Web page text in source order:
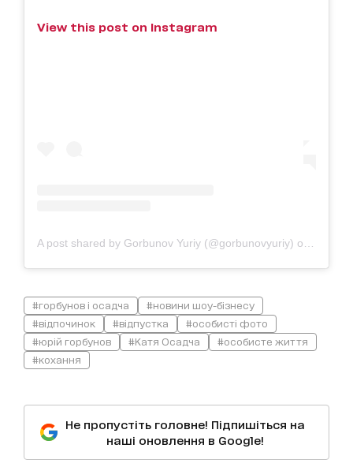
View this post on Instagram
A post shared by Gorbunov Yuriy (@gorbunovyuriy) on
#горбунов і осадча
#новини шоу-бізнесу
#відпочинок
#відпустка
#особисті фото
#юрій горбунов
#Катя Осадча
#особисте життя
#кохання
Не пропустіть головне! Підпишіться на
наші оновлення в Google!